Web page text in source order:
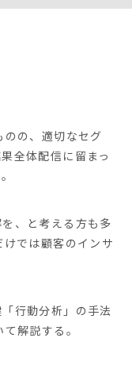
の、適切なセグ
全体配信に留まっ
、と考える方も多
では顧客のインサ
行動分析」の手法
解説する。